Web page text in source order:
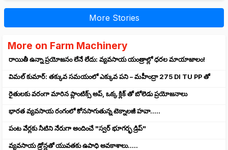
More Stories
More on Farm Machinery
రాయితీ ఉన్నా ప్రయోజనం లేనే లేదు: వ్యవసాయ యంత్రాల్లో ధరల మాయాజాలం!
విమల్ కుమార్: తక్కువ సమయంలో ఎక్కువ పని – మహీంద్రా 275 DI TU PP తో
రైతులకు వరంగా మారిన ప్లాంటిక్స్ అప్, ఒక్క క్లిక్ తో బోలెడు ప్రయోజనాలు
భారత వ్యవసాయ రంగంలో కోనసాగుతున్న టెక్నాలజీ హవా.....
పంట వేర్లకు నీటిని నేరుగా అందించే "స్వర్ భూగర్భ డ్రిప్"
వ్యవసాయ డ్రోన్లతో యువతకు ఉపాధి అవకాశాలు.....